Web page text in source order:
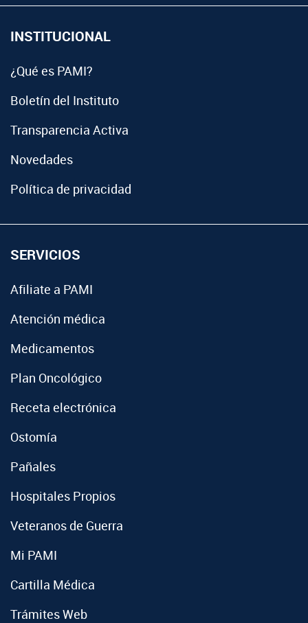
INSTITUCIONAL
¿Qué es PAMI?
Boletín del Instituto
Transparencia Activa
Novedades
Política de privacidad
SERVICIOS
Afiliate a PAMI
Atención médica
Medicamentos
Plan Oncológico
Receta electrónica
Ostomía
Pañales
Hospitales Propios
Veteranos de Guerra
Mi PAMI
Cartilla Médica
Trámites Web